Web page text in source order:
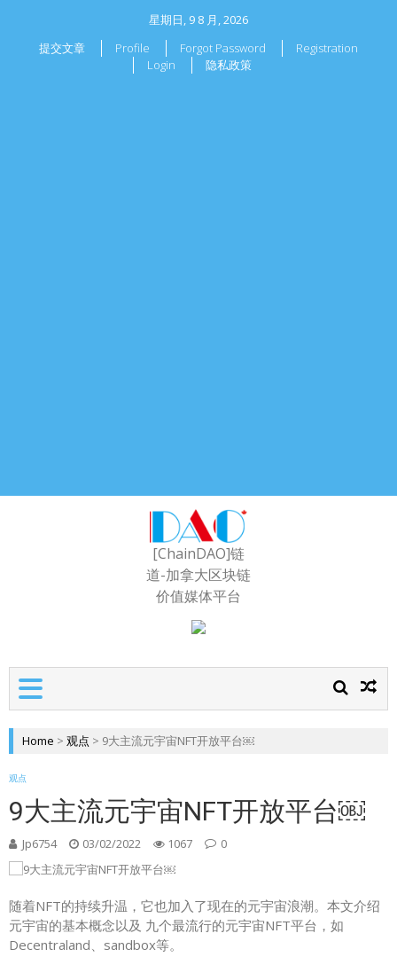
星期日, 9 8 月, 2026
提交文章
Profile Forgot Password
Registration
Login
隐私政策
[ChainDAO]链
道-加拿大区块链
价值媒体平台
Home > 观点 > 9大主流元宇宙NFT开放平台￼
观点
9大主流元宇宙NFT开放平台￼
Jp6754 03/02/2022 1067 0
随着NFT的持续升温，它也加入了现在的元宇宙浪潮。本文介绍
元宇宙的基本概念以及 九个最流行的元宇宙NFT平台，如
Decentraland、sandbox等。